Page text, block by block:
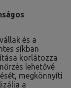
és a
síkban
korlátozza
lehetővé
megkönnyíti
a